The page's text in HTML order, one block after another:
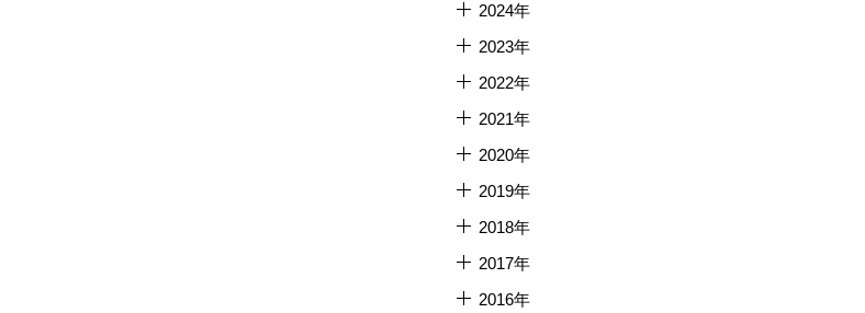
2024年
2023年
2022年
2021年
2020年
2019年
2018年
2017年
2016年